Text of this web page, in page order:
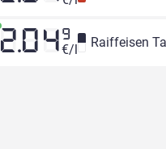
2.04 9
€/l Raiffeisen